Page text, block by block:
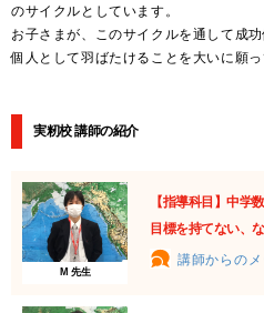
のサイクルとしています。
お子さまが、このサイクルを通して成
個人として羽ばたけることを大いに願っ
実籾校 講師の紹介
M 先生
【指導科目】中
目標を持てない、
講師からの